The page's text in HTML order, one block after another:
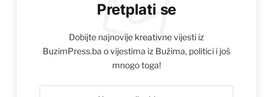
Pretplati se
Dobijte najnovije kreativne vijesti iz
BuzimPress.ba o vijestima iz Bužima, politici i još
mnogo toga!